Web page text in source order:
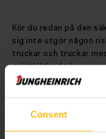
Consent
Kör du redan på den
sig inte utgör någon
truckar och truckar
gnistbildande
antändningskällor
truckar för alla